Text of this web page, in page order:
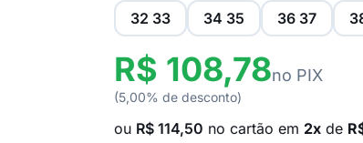
32 33 34 35 36 37
R$ 108,78no PIX
(5,00% de desconto)
ou R$ 114,50 no cartão em 2x de